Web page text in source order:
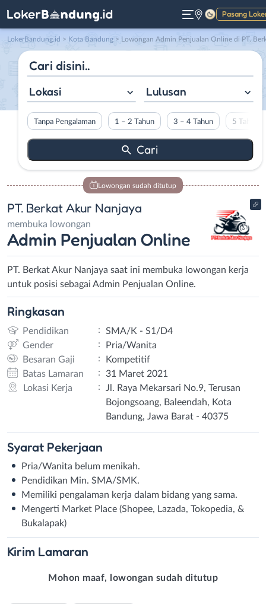
Pasang
Gelap
LokerBandung.id > Kota Bandung > Lowongan Admin Penjualan Online di PT. Berkat Akur
Lokasi Lulusan
Tanpa Pengalaman 1 – 2 Tahun 3 – 4 Tahun 5 Tahun
Lowongan sudah ditutup
PT. Berkat Akur Nanjaya
membuka lowongan
Admin Penjualan Online
PT. Berkat Akur Nanjaya saat ini membuka lowongan kerja
untuk posisi sebagai Admin Penjualan Online.
Ringkasan
Pendidikan :
SMA/K - S1/D4
Gender
:
Pria/Wanita
Besaran Gaji
:
Kompetitif
Batas Lamaran
:
31 Maret 2021
Lokasi Kerja
:
Jl. Raya Mekarsari No.9, Terusan
Bojongsoang, Baleendah, Kota
Bandung, Jawa Barat - 40375
Syarat Pekerjaan
Pria/Wanita belum menikah. ⁣
Pendidikan Min. SMA/SMK.⁣
Memiliki pengalaman kerja dalam bidang yang sama.⁣
Mengerti Market Place (Shopee, Lazada, Tokopedia, &
Bukalapak)
Kirim Lamaran
Mohon maaf, lowongan sudah ditutup